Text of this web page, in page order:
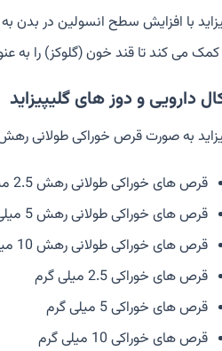
با افزایش سطح انسولین در
می کند تا قند خون (گلوکز) را به
دارویی و دوز های گلیپیزاید
به صورت قرص خوراکی طولانی
قرص های خوراکی طولانی رهش 2.5 میلی گرم
قرص های خوراکی طولانی رهش 5 میلی گرم
قرص های خوراکی طولانی رهش 10 میلی گرم
قرص های خوراکی 2.5 میلی گرم
قرص های خوراکی 5 میلی گرم
قرص های خوراکی 10 میلی گرم